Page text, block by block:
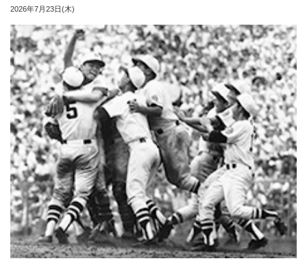
2026年7月23日(木)